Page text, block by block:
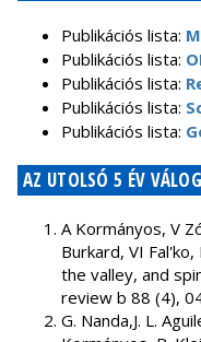
Publikációs lista:
Publikációs lista:
Publikációs lista:
Publikációs lista:
Publikációs lista:
AZ UTOLSÓ 5 ÉV
A Kormányos, V
Burkard, VI
the valley, and
review b 88 (4),
G. Nanda,J. L.